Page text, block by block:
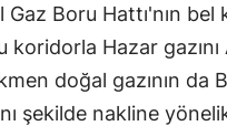
Gaz Boru Hattı'nın bel
koridorla Hazar gazını
doğal gazının da
şekilde nakline